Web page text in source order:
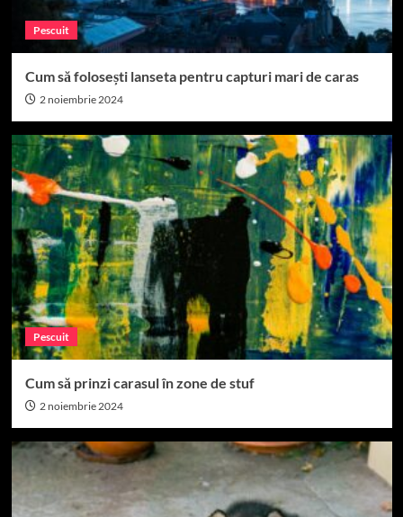
Pescuit
Cum să folosești lanseta pentru capturi mari de caras
2 noiembrie 2024
Pescuit
Cum să prinzi carasul în zone de stuf
2 noiembrie 2024